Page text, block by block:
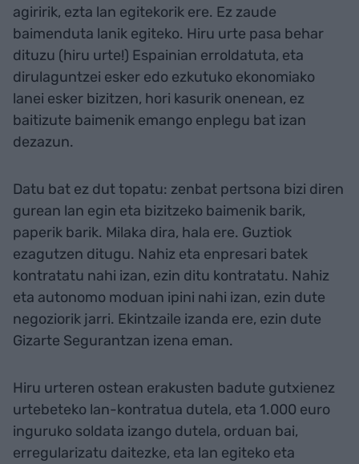
agiririk, ezta lan egitekorik ere. Ez zaude
baimenduta lanik egiteko. Hiru urte pasa behar
dituzu (hiru urte!) Espainian erroldatuta, eta
dirulaguntzei esker edo ezkutuko ekonomiako
lanei esker bizitzen, hori kasurik onenean, ez
baitizute baimenik emango enplegu bat izan
dezazun.
Datu bat ez dut topatu: zenbat pertsona bizi diren
gurean lan egin eta bizitzeko baimenik barik,
paperik barik. Milaka dira, hala ere. Guztiok
ezagutzen ditugu. Nahiz eta enpresari batek
kontratatu nahi izan, ezin ditu kontratatu. Nahiz
eta autonomo moduan ipini nahi izan, ezin dute
negoziorik jarri. Ekintzaile izanda ere, ezin dute
Gizarte Segurantzan izena eman.
Hiru urteren ostean erakusten badute gutxienez
urtebeteko lan-kontratua dutela, eta 1.000 euro
inguruko soldata izango dutela, orduan bai,
erregularizatu daitezke, eta lan egiteko eta